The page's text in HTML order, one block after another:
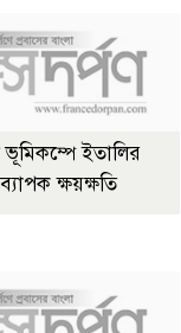
ভূমিকম্পে ইতালির
ক্ষয়ক্ষতি